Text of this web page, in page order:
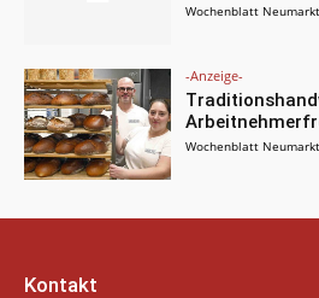
Wochenblatt Neumarkt
-Anzeige-
Wochenblatt Neumarkt
Kontakt